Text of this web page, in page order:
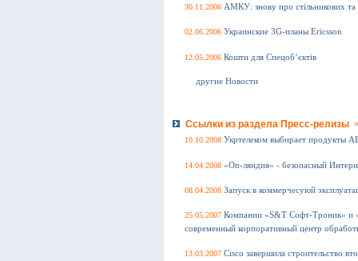
30.11.2006 АМКУ: знову про стільникових та
02.06.2006 Украинские 3G-планы Ericsson
12.05.2006 Кошти для Спецоб’єктів
другие Новости
Ссылки из раздела Пресс-релизы
10.10.2008 Укртелеком выбирает продукты
14.04.2008 «On-ляндия» - безопасный
08.04.2008 Запуск в коммерчесуюй
25.05.2007 Компании «S&T Софт-Троник» и
современный корпоративный центр
13.03.2007 Cisco завершила строительство